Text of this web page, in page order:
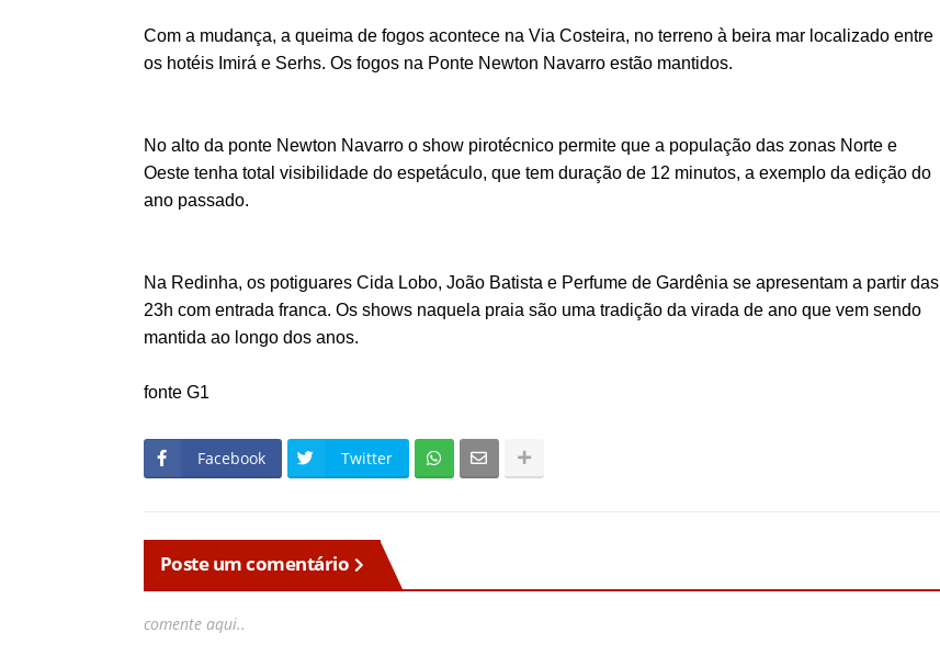
Com a mudança, a queima de fogos acontece na Via Costeira, no terreno à beira mar localizado entre
os hotéis Imirá e Serhs. Os fogos na Ponte Newton Navarro estão mantidos.
No alto da ponte Newton Navarro o show pirotécnico permite que a população das zonas Norte e
Oeste tenha total visibilidade do espetáculo, que tem duração de 12 minutos, a exemplo da edição do
ano passado.
Na Redinha, os potiguares Cida Lobo, João Batista e Perfume de Gardênia se apresentam a partir das
23h com entrada franca. Os shows naquela praia são uma tradição da virada de ano que vem sendo
mantida ao longo dos anos.
fonte G1
Facebook Twitter
Poste um comentário
comente aqui..